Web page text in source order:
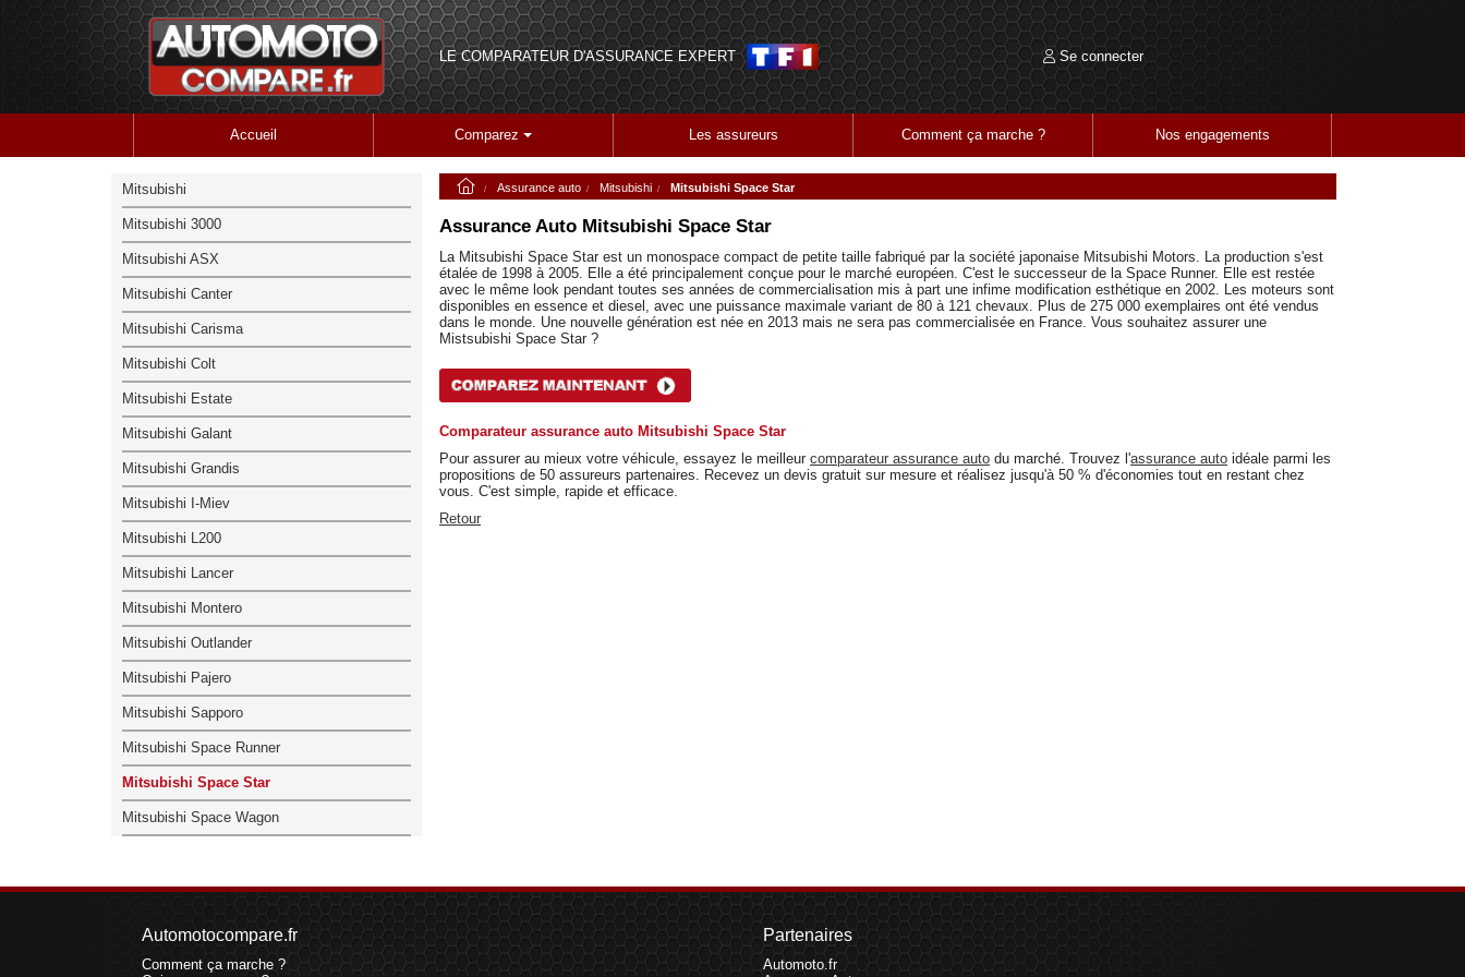
LE COMPARATEUR D'ASSURANCE EXPERT Se connecter
Accueil Comparez Les assureurs Comment ça marche ? Nos engagements
Assurance auto Mitsubishi Mitsubishi Space Star
Assurance Auto Mitsubishi Space Star
La Mitsubishi Space Star est un monospace compact de petite taille fabriqué par la société japonaise Mitsubishi Motors. La production s'est
étalée de 1998 à 2005. Elle a été principalement conçue pour le marché européen. C'est le successeur de la Space Runner. Elle est restée
avec le même look pendant toutes ses années de commercialisation mis à part une infime modification esthétique en 2002. Les moteurs sont
disponibles en essence et diesel, avec une puissance maximale variant de 80 à 121 chevaux. Plus de 275 000 exemplaires ont été vendus
dans le monde. Une nouvelle génération est née en 2013 mais ne sera pas commercialisée en France. Vous souhaitez assurer une
Mistsubishi Space Star ?
Comparateur assurance auto Mitsubishi Space Star
Pour assurer au mieux votre véhicule, essayez le meilleur comparateur assurance auto du marché. Trouvez l'assurance auto idéale parmi les
propositions de 50 assureurs partenaires. Recevez un devis gratuit sur mesure et réalisez jusqu'à 50 % d'économies tout en restant chez
vous. C'est simple, rapide et efficace.
Retour
Mitsubishi
Mitsubishi 3000
Mitsubishi ASX
Mitsubishi Canter
Mitsubishi Carisma
Mitsubishi Colt
Mitsubishi Estate
Mitsubishi Galant
Mitsubishi Grandis
Mitsubishi I-Miev
Mitsubishi L200
Mitsubishi Lancer
Mitsubishi Montero
Mitsubishi Outlander
Mitsubishi Pajero
Mitsubishi Sapporo
Mitsubishi Space Runner
Mitsubishi Space Star
Mitsubishi Space Wagon
Automotocompare.fr
Comment ça marche ?
Partenaires
Automoto.fr